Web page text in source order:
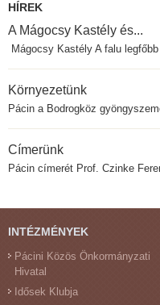
HÍREK
A Mágocsy Kastély és...
Mágocsy Kastély A falu
Környezetünk
Pácin a Bodrogköz
Címerünk
Pácin címerét Prof. Czinke
INTÉZMÉNYEK
Pácini Közös Önkormányzati
Hivatal
Idősek Klubja